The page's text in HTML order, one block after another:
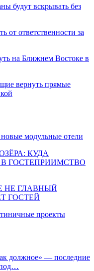
будут вскрывать без
от ответственности за
на Ближнем Востоке в
вернуть прямые
модульные отели
КУДА
ГОСТЕПРИИМСТВО
НЕ ГЛАВНЫЙ
ГОСТЕЙ
проекты
должное» — последние
под…